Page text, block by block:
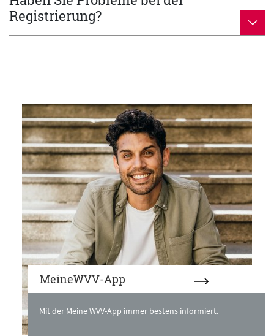
Registrierung?
MeineWVV-App
Mit der Meine WVV-App immer bestens informiert.